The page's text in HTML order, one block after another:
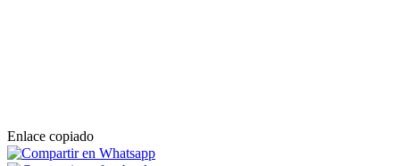
Enlace copiado